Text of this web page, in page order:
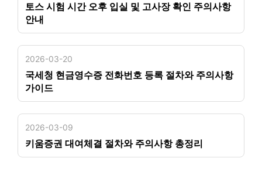
토스 시험 시간 오후 입실 및 고사장 확인 주의사항
안내
2026-03-20
국세청 현금영수증 전화번호 등록 절차와 주의사항
가이드
2026-03-09
키움증권 대여체결 절차와 주의사항 총정리